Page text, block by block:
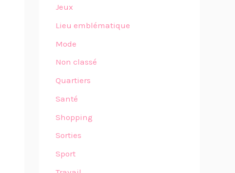
Jeux
Lieu emblématique
Mode
Non classé
Quartiers
Santé
Shopping
Sorties
Sport